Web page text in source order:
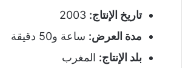
تاريخ الإنتاج:
مدة العرض: ساعة و50 دقيقة
بلد الإنتاج: المغرب